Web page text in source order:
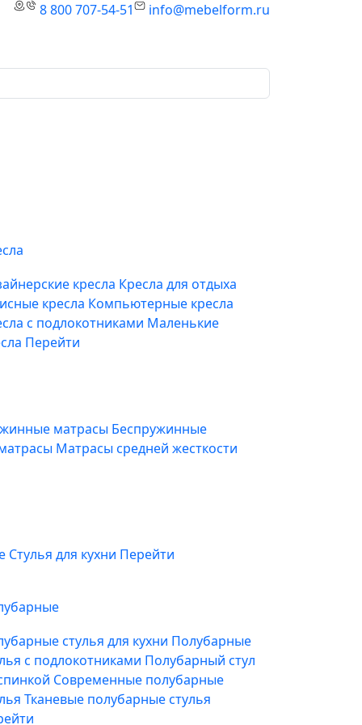
8 800 707-54-51 info@mebelform.ru
кресла Кресла для отдыха
кресла Компьютерные кресла
с подлокотниками Маленькие
Перейти
матрасы Беспружинные
Матрасы средней жесткости
Стулья для кухни Перейти
стулья для кухни Полубарные
с подлокотниками Полубарный стул
Современные полубарные
Тканевые полубарные стулья